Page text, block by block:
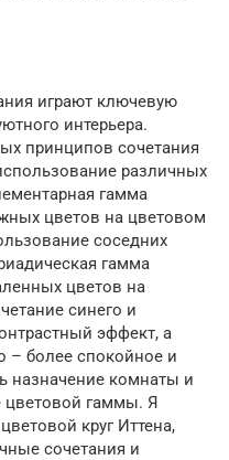
играют ключевую
интерьера.
принципов сочетания
различных
гамма
цветов на цветовом
соседних
гамма
цветов на
синего и
эффект, а
– более спокойное и
назначение комнаты и
гаммы. Я
круг Иттена,
сочетания и